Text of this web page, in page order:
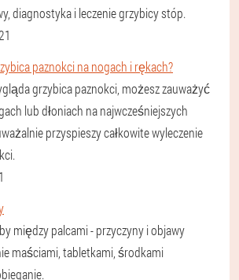
diagnostyka i leczenie grzybicy stóp.
paznokci na nogach i rękach?
grzybica paznokci, możesz zauważyć
lub dłoniach na najwcześniejszych
przyspieszy całkowite wyleczenie
między palcami - przyczyny i objawy
maściami, tabletkami, środkami